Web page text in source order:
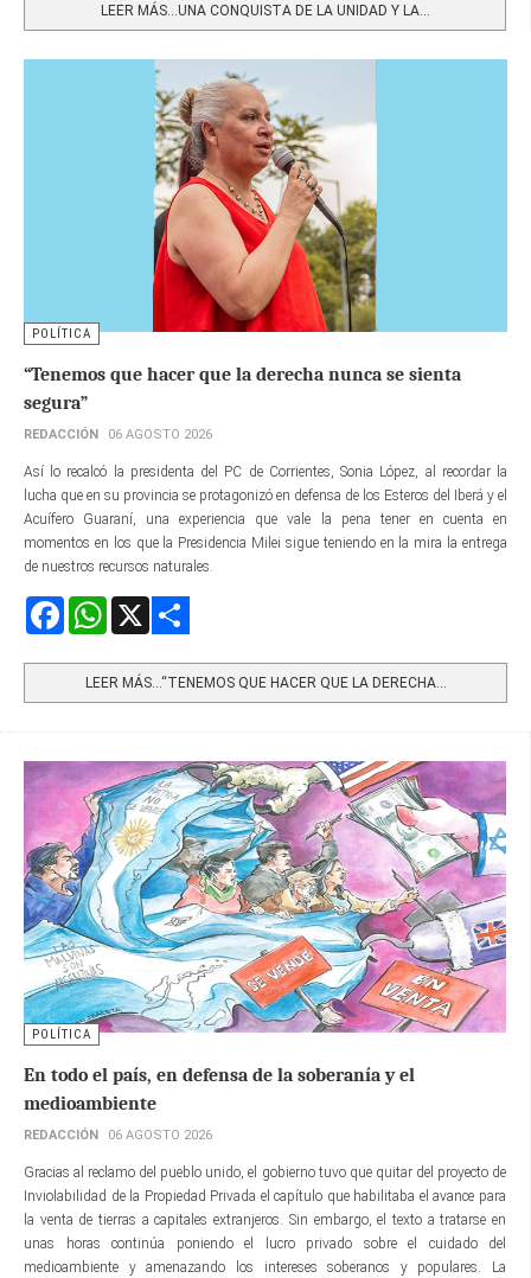
LEER MÁS…UNA CONQUISTA DE LA UNIDAD Y LA...
POLÍTICA
“Tenemos que hacer que la derecha nunca se sienta
segura”
REDACCIÓN 06 AGOSTO 2026
Así lo recalcó la presidenta del PC de Corrientes, Sonia López, al recordar la
lucha que en su provincia se protagonizó en defensa de los Esteros del Iberá y el
Acuífero Guaraní, una experiencia que vale la pena tener en cuenta en
momentos en los que la Presidencia Milei sigue teniendo en la mira la entrega
de nuestros recursos naturales.
FacebookWhatsApp
LEER MÁS…“TENEMOS QUE HACER QUE LA DERECHA...
POLÍTICA
En todo el país, en defensa de la soberanía y el
medioambiente
REDACCIÓN 06 AGOSTO 2026
Gracias al reclamo del pueblo unido, el gobierno tuvo que quitar del proyecto de
Inviolabilidad de la Propiedad Privada el capítulo que habilitaba el avance para
la venta de tierras a capitales extranjeros. Sin embargo, el texto a tratarse en
unas horas continúa poniendo el lucro privado sobre el cuidado del
medioambiente y amenazando los intereses soberanos y populares. La